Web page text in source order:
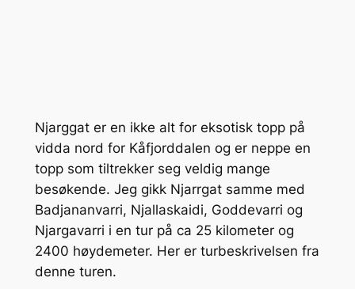
Njarggat er en ikke alt for eksotisk topp på
vidda nord for Kåfjorddalen og er neppe en
topp som tiltrekker seg veldig mange
besøkende. Jeg gikk Njarrgat samme med
Badjananvarri, Njallaskaidi, Goddevarri og
Njargavarri i en tur på ca 25 kilometer og
2400 høydemeter. Her er turbeskrivelsen fra
denne turen.